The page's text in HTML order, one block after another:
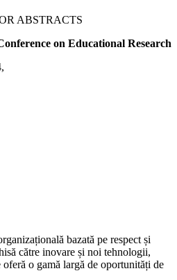
ABSTRACTS
on Educational Research
bazată pe respect și
către inovare și noi tehnologii,
o gamă largă de oportunități de